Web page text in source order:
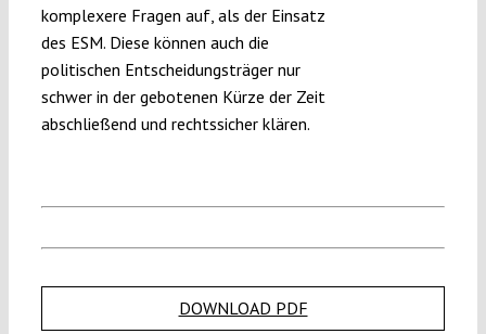
komplexere Fragen auf, als der Einsatz
des ESM. Diese können auch die
politischen Entscheidungsträger nur
schwer in der gebotenen Kürze der Zeit
abschließend und rechtssicher klären.
DOWNLOAD PDF